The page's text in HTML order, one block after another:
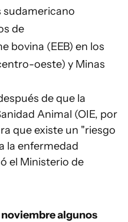
sudamericano
de
bovina (EEB) en los
oeste) y Minas
de que la
Animal (OIE, por
que existe un "riesgo
la enfermedad
el Ministerio de
algunos